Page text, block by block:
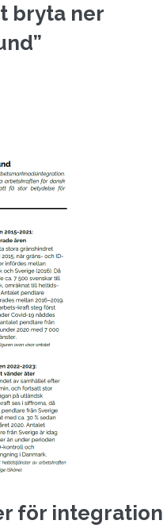
bryta ner
för integration